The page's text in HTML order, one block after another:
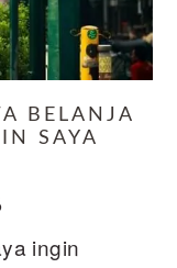
BELANJA
SAYA
ingin